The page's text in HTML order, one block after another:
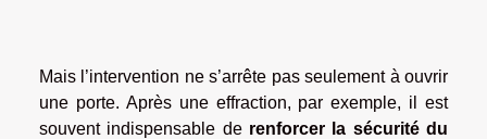
Mais l’intervention ne s’arrête pas seulement à ouvrir
une porte. Après une effraction, par exemple, il est
souvent indispensable de renforcer la sécurité du